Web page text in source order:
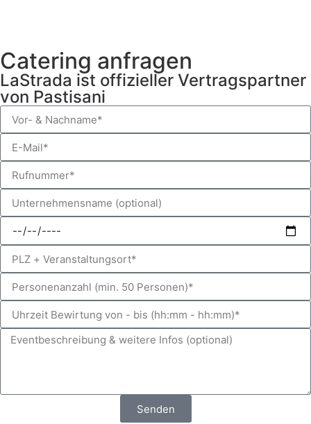
Catering anfragen
LaStrada ist offizieller Vertragspartner
von Pastisani
Senden